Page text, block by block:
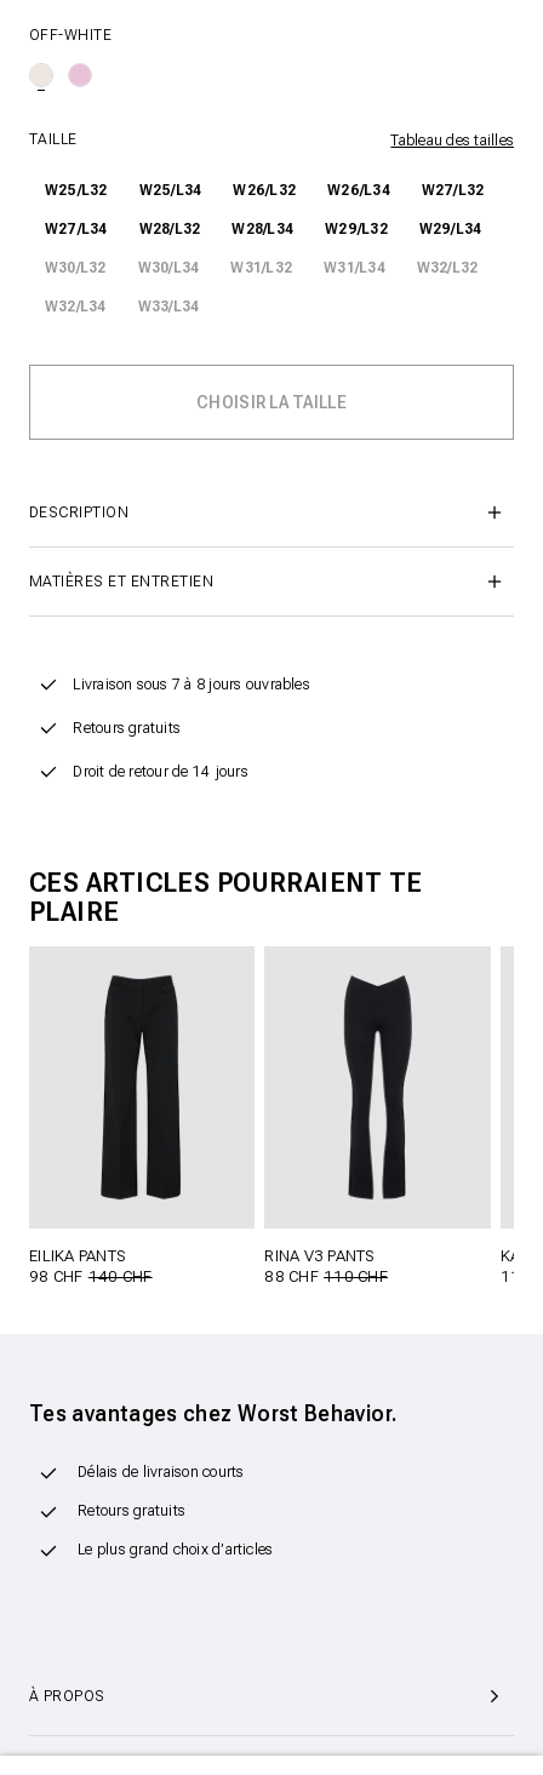
OFF-WHITE
TAILLE Tableau des tailles
W25/L32 W25/L34 W26/L32 W26/L34 W27/L32
W27/L34 W28/L32 W28/L34 W29/L32 W29/L34
W30/L32 W30/L34 W31/L32 W31/L34 W32/L32
W32/L34 W33/L34
DESCRIPTION
MATIÈRES ET ENTRETIEN
Livraison sous 7 à 8 jours ouvrables
Retours gratuits
Droit de retour de 14 jours
CES ARTICLES POURRAIENT TE
PLAIRE
EILIKA PANTS
98 CHF140 CHF
RINA V3 PANTS
88 CHF110 CHF
119
Tes avantages chez Worst Behavior.
Délais de livraison courts
Retours gratuits
Le plus grand choix d’articles
À PROPOS